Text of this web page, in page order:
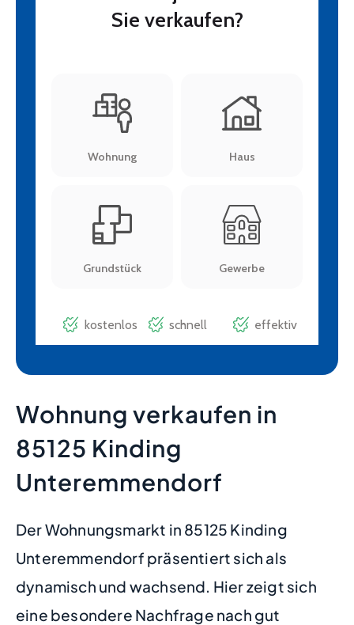
Wohnung verkaufen in
85125 Kinding
Unteremmendorf
Der Wohnungsmarkt in 85125 Kinding
Unteremmendorf präsentiert sich als
dynamisch und wachsend. Hier zeigt sich
eine besondere Nachfrage nach gut